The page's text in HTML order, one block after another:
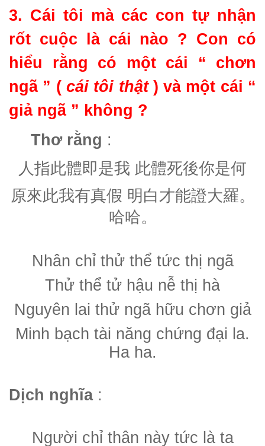
3. Cái tôi mà các con tự nhận
rốt cuộc là cái nào ? Con có
hiểu rằng có một cái “ chơn
ngã ” ( cái tôi thật) và một cái “
giả ngã ” không ?
Thơ rằng :
人指此體即是我 此體死後你是何
原來此我有真假 明白才能證大羅。
哈哈。
Nhân chỉ thử thể tức thị ngã
Thử thể tử hậu nễ thị hà
Nguyên lai thử ngã hữu chơn giả
Minh bạch tài năng chứng đại la.
Ha ha.
Dịch nghĩa:
Người chỉ thân này tức là ta